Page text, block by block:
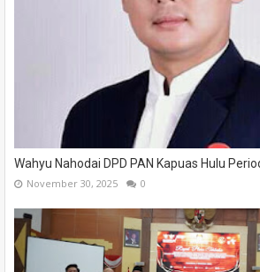
Wahyu Nahodai DPD PAN Kapuas Hulu
November 30, 2025 0